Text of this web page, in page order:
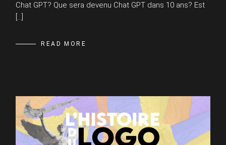
Chat GPT? Que sera devenu Chat GPT dans 10 ans? Est
[…]
READ MORE